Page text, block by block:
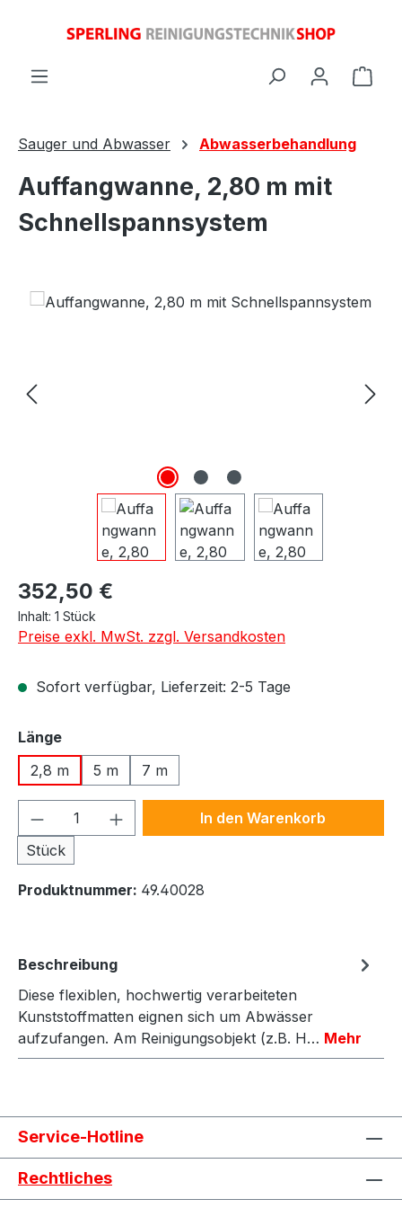
Sauger und Abwasser Abwasserbehandlung
Auffangwanne, 2,80 m mit
Schnellspannsystem
Bildergalerie überspringen
Regulärer Preis:
352,50 €
Inhalt: 1 Stück
Preise exkl. MwSt. zzgl. Versandkosten
Sofort verfügbar, Lieferzeit: 2-5 Tage
Längeauswählen
2,8 m
5 m 7 m
Produkt Anzahl: Gib den
Stück
In den Warenkorb
Produktnummer: 49.40028
Beschreibung
Diese flexiblen, hochwertig verarbeiteten
Kunststoffmatten eignen sich um Abwässer
aufzufangen. Am Reinigungsobjekt (z.B. H… Mehr
Service-Hotline
Rechtliches